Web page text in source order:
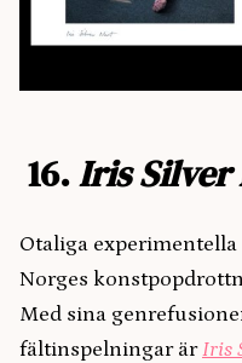
16.Iris Silver
Otaliga
Norges
Med sina
fältinspelningar ärIris